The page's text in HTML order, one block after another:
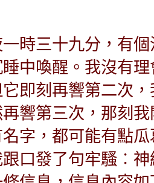
時三十九分，有
中喚醒。我沒有
即刻再響第二次
響第三次，那刻
字，都可能有點
口發了句牢騷︰